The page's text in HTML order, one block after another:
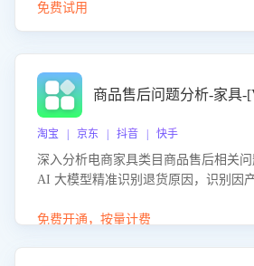
免费试用
商品售后问题分析-家具-
淘宝 | 京东 | 抖音 | 快手
深入分析电商家具类目商品售后相关
AI 大模型精准识别退货原因，识别因
力商家优化产品或服务，实现销售额的
免费开通，按量计费